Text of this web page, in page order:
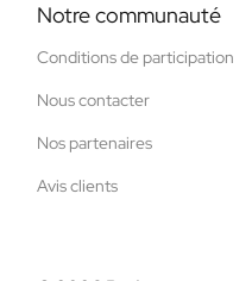
Notre communauté
Conditions de participation
Nous contacter
Nos partenaires
Avis clients